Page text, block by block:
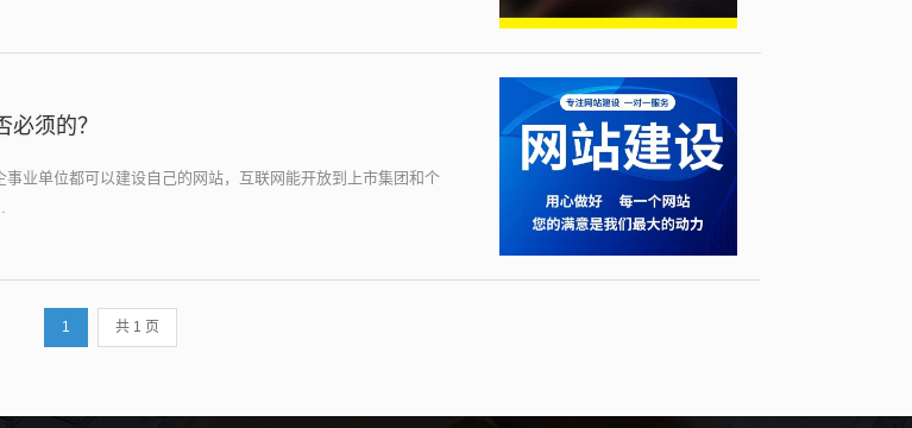
须的？
业单位都可以建设自己的网站，互联网能开放到上市集团和个
1 共 1 页